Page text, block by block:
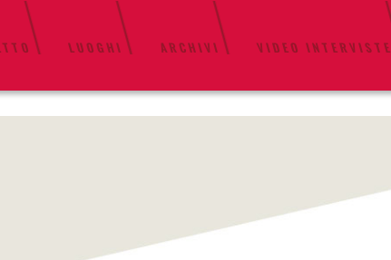
LUOGHI ARCHIVI VIDEO INTERVISTE